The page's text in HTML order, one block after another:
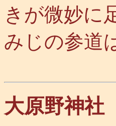
きが微妙に
みじの参道
大原野神社